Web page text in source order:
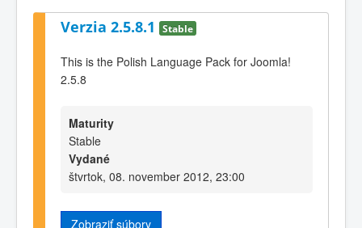
Verzia 2.5.8.1 Stable
This is the Polish Language Pack for Joomla!
2.5.8
Maturity
Stable
Vydané
štvrtok, 08. november 2012, 23:00
Zobraziť súbory